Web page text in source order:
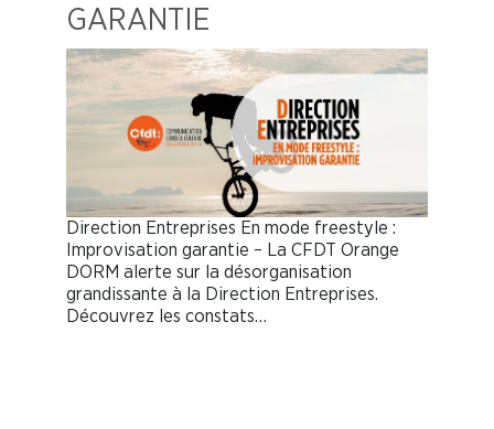
GARANTIE
Direction Entreprises En mode freestyle :
Improvisation garantie – La CFDT Orange
DORM alerte sur la désorganisation
grandissante à la Direction Entreprises.
Découvrez les constats…